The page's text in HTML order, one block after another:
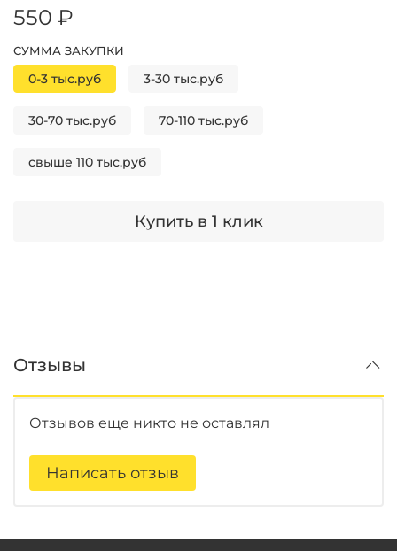
550 ₽
Купить в 1 клик
СУММА ЗАКУПКИ
0-3 тыс.руб 3-30 тыс.руб
30-70 тыс.руб 70-110 тыс.руб
свыше 110 тыс.руб
Отзывы
Отзывов еще никто не оставлял
Написать отзыв